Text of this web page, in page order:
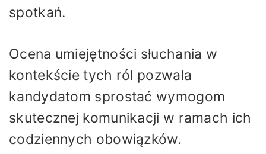
spotkań.
Ocena umiejętności słuchania w
kontekście tych ról pozwala
kandydatom sprostać wymogom
skutecznej komunikacji w ramach ich
codziennych obowiązków.